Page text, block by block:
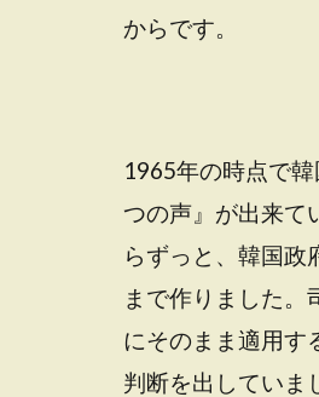
からです。
1965年の時点で
つの声』が出来て
らずっと、韓国政
まで作りました
にそのまま適用す
判断を出していま